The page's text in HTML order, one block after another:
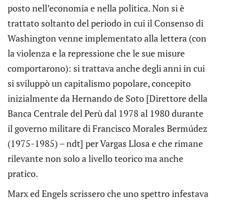
posto nell’economia e nella politica. Non si è
trattato soltanto del periodo in cui il Consenso di
Washington venne implementato alla lettera (con
la violenza e la repressione che le sue misure
comportarono): si trattava anche degli anni in cui
si sviluppò un capitalismo popolare, concepito
inizialmente da Hernando de Soto [Direttore della
Banca Centrale del Perù dal 1978 al 1980 durante
il governo militare di Francisco Morales Bermúdez
(1975-1985) – ndt] per Vargas Llosa e che rimane
rilevante non solo a livello teorico ma anche
pratico.
Marx ed Engels scrissero che uno spettro infestava